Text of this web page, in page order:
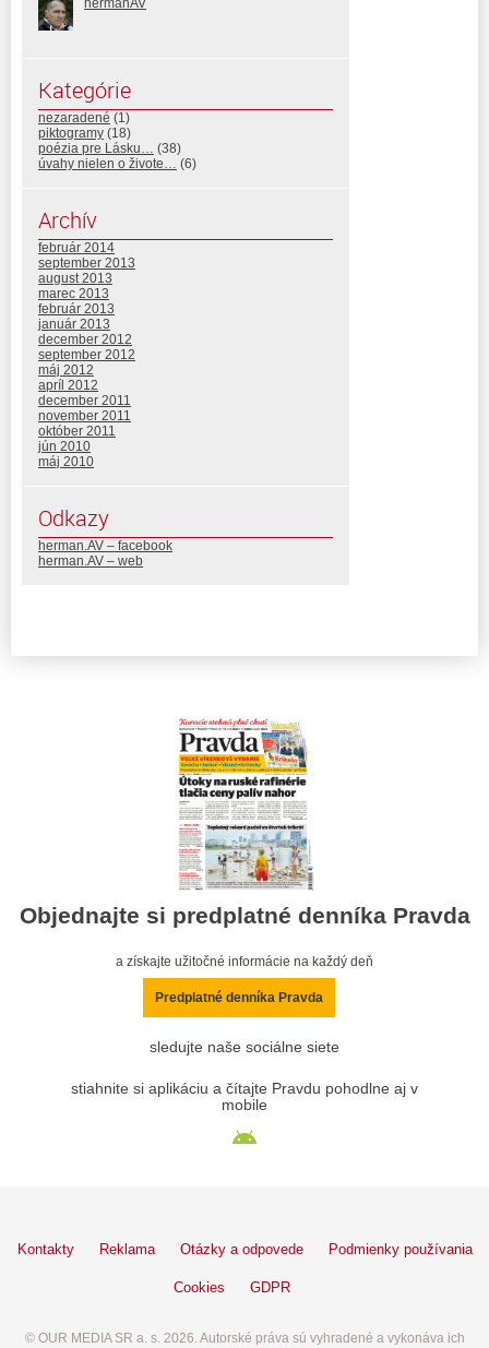
Kategórie
nezaradené (1)
piktogramy (18)
poézia pre Lásku…
(38)
úvahy nielen o živote…
(6)
Archív
február 2014
september 2013
august 2013
marec 2013
február 2013
január 2013
december 2012
september 2012
máj 2012
apríl 2012
december 2011
november 2011
október 2011
jún 2010
máj 2010
Odkazy
herman.AV – facebook
herman.AV – web
Objednajte si predplatné denníka Pravda
a získajte užitočné informácie na každý deň
Predplatné denníka Pravda
sledujte naše sociálne siete
stiahnite si aplikáciu a čítajte Pravdu pohodlne aj v
mobile
Kontakty Reklama Otázky a odpovede Podmienky používania
Cookies GDPR
© OUR MEDIA SR a. s. 2026. Autorské práva sú vyhradené a vykonáva ich